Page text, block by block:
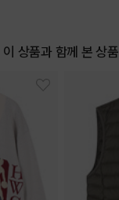
이 상품과 함께 본 상품